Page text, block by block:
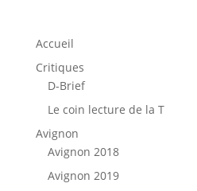
Accueil
Critiques
D-Brief
Le coin lecture de la T
Avignon
Avignon 2018
Avignon 2019